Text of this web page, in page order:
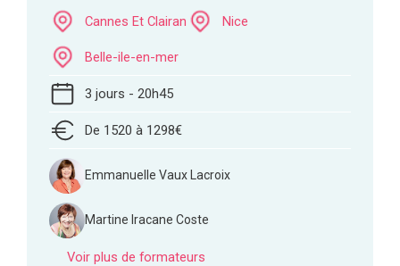
Cannes Et Clairan Nice
Belle-ile-en-mer
3 jours - 20h45
De 1520 à 1298€
Emmanuelle Vaux Lacroix
Martine Iracane Coste
Voir plus de formateurs